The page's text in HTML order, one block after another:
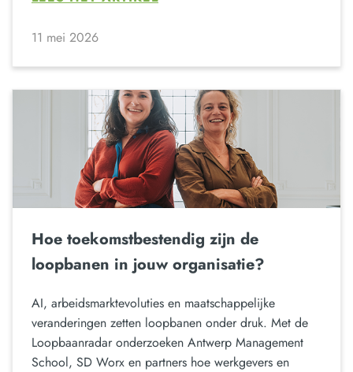
11 mei 2026
Hoe toekomstbestendig zijn de
loopbanen in jouw organisatie?
AI, arbeidsmarktevoluties en maatschappelijke
veranderingen zetten loopbanen onder druk. Met de
Loopbaanradar onderzoeken Antwerp Management
School, SD Worx en partners hoe werkgevers en